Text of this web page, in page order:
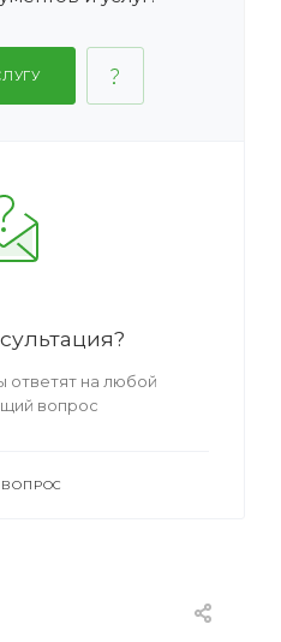
ответят на любой
вопрос
ВОПРОС